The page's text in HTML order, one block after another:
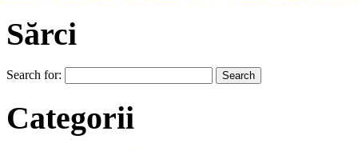
Sărci
Search for:
Categorii